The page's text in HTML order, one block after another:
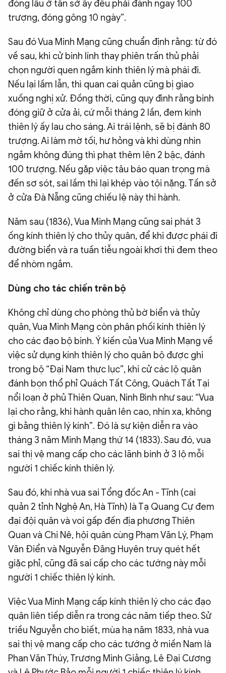
đóng lâu ở tấn sở ấy đều phải đánh ngay 100
trượng, đóng gông 10 ngày”.
Sau đó Vua Minh Mạng cũng chuẩn định rằng: từ đó
về sau, khi cử binh lính thay phiên trấn thủ phải
chọn người quen ngắm kính thiên lý mà phái đi.
Nếu lại lầm lẫn, thì quan cai quản cũng bị giao
xuống nghị xử. Đồng thời, cũng quy đình rằng binh
đóng giữ ở cửa ải, cứ mỗi tháng 2 lần, đem kính
thiên lý ấy lau cho sáng. Ai trái lệnh, sẽ bị đánh 80
trượng. Ai làm mờ tối, hư hỏng và khi dùng nhìn
ngắm không đúng thì phạt thêm lên 2 bậc, đánh
100 trượng. Nếu gặp việc tâu báo quan trọng mà
đến sơ sót, sai lầm thì lại khép vào tội nặng. Tấn sở
ở cửa Đà Nẵng cũng chiếu lệ này thi hành.
Năm sau (1836), Vua Minh Mạng cũng sai phát 3
ống kính thiên lý cho thủy quân, để khi được phái đi
đường biển và ra tuần tiễu ngoài khơi thì đem theo
để nhòm ngắm.
Dùng cho tác chiến trên bộ
Không chỉ dùng cho phòng thủ bờ biển và thủy
quân, Vua Minh Mạng còn phân phối kính thiên lý
cho các đạo bộ binh. Ý kiến của Vua Minh Mạng về
việc sử dụng kính thiên lý cho quân bộ được ghi
trong bộ “Đại Nam thực lục”, khi cử các lộ quân
đánh bọn thổ phỉ Quách Tất Công, Quách Tất Tại
nổi loạn ở phủ Thiên Quan, Ninh Bình như sau: “Vua
lại cho rằng, khi hành quân lên cao, nhìn xa, không
gì bằng thiên lý kính”. Đó là sự kiện diễn ra vào
tháng 3 năm Minh Mạng thứ 14 (1833). Sau đó, vua
sai thị vệ mang cấp cho các lãnh binh ở 3 lộ mỗi
người 1 chiếc kính thiên lý.
Sau đó, khi nhà vua sai Tổng đốc An - Tĩnh (cai
quản 2 tỉnh Nghệ An, Hà Tĩnh) là Tạ Quang Cự đem
đại đội quân và voi gấp đến địa phương Thiên
Quan và Chi Nê, hội quân cùng Phạm Văn Lý, Phạm
Văn Điển và Nguyễn Đăng Huyên truy quét hết
giặc phỉ, cũng đã sai cấp cho các tướng này mỗi
người 1 chiếc thiên lý kính.
Việc Vua Minh Mạng cấp kính thiên lý cho các đạo
quân liên tiếp diễn ra trong các năm tiếp theo. Sử
triều Nguyễn cho biết, mùa hạ năm 1833, nhà vua
sai thị vệ mang cấp cho các tướng ở miền Nam là
Phan Văn Thúy, Trương Minh Giảng, Lê Đại Cương